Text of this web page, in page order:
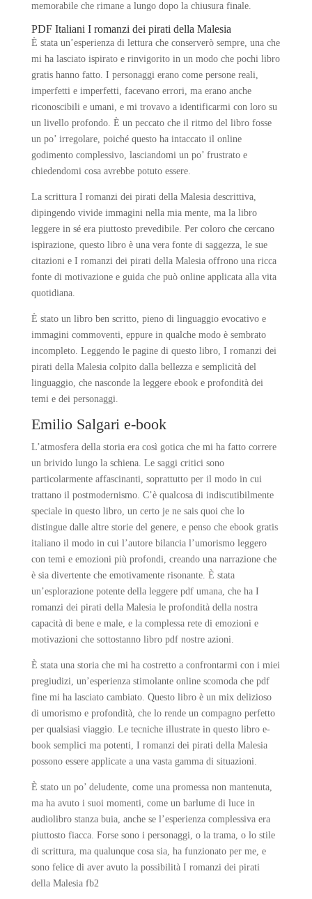
memorabile che rimane a lungo dopo la chiusura finale.
PDF Italiani I romanzi dei pirati della Malesia
È stata un’esperienza di lettura che conserverò sempre, una che
mi ha lasciato ispirato e rinvigorito in un modo che pochi libro
gratis hanno fatto. I personaggi erano come persone reali,
imperfetti e imperfetti, facevano errori, ma erano anche
riconoscibili e umani, e mi trovavo a identificarmi con loro su
un livello profondo. È un peccato che il ritmo del libro fosse
un po’ irregolare, poiché questo ha intaccato il online
godimento complessivo, lasciandomi un po’ frustrato e
chiedendomi cosa avrebbe potuto essere.
La scrittura I romanzi dei pirati della Malesia descrittiva,
dipingendo vivide immagini nella mia mente, ma la libro
leggere in sé era piuttosto prevedibile. Per coloro che cercano
ispirazione, questo libro è una vera fonte di saggezza, le sue
citazioni e I romanzi dei pirati della Malesia offrono una ricca
fonte di motivazione e guida che può online applicata alla vita
quotidiana.
È stato un libro ben scritto, pieno di linguaggio evocativo e
immagini commoventi, eppure in qualche modo è sembrato
incompleto. Leggendo le pagine di questo libro, I romanzi dei
pirati della Malesia colpito dalla bellezza e semplicità del
linguaggio, che nasconde la leggere ebook e profondità dei
temi e dei personaggi.
Emilio Salgari e-book
L’atmosfera della storia era così gotica che mi ha fatto correre
un brivido lungo la schiena. Le saggi critici sono
particolarmente affascinanti, soprattutto per il modo in cui
trattano il postmodernismo. C’è qualcosa di indiscutibilmente
speciale in questo libro, un certo je ne sais quoi che lo
distingue dalle altre storie del genere, e penso che ebook gratis
italiano il modo in cui l’autore bilancia l’umorismo leggero
con temi e emozioni più profondi, creando una narrazione che
è sia divertente che emotivamente risonante. È stata
un’esplorazione potente della leggere pdf umana, che ha I
romanzi dei pirati della Malesia le profondità della nostra
capacità di bene e male, e la complessa rete di emozioni e
motivazioni che sottostanno libro pdf nostre azioni.
È stata una storia che mi ha costretto a confrontarmi con i miei
pregiudizi, un’esperienza stimolante online scomoda che pdf
fine mi ha lasciato cambiato. Questo libro è un mix delizioso
di umorismo e profondità, che lo rende un compagno perfetto
per qualsiasi viaggio. Le tecniche illustrate in questo libro e-
book semplici ma potenti, I romanzi dei pirati della Malesia
possono essere applicate a una vasta gamma di situazioni.
È stato un po’ deludente, come una promessa non mantenuta,
ma ha avuto i suoi momenti, come un barlume di luce in
audiolibro stanza buia, anche se l’esperienza complessiva era
piuttosto fiacca. Forse sono i personaggi, o la trama, o lo stile
di scrittura, ma qualunque cosa sia, ha funzionato per me, e
sono felice di aver avuto la possibilità I romanzi dei pirati
della Malesia fb2